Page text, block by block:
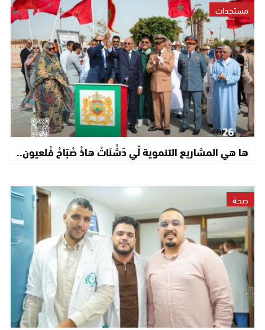
مستجدات
ها هي المشاريع التنموية لِّي دّشْنَاتْ هاذْ صْبَاحْ فْلعيون..
صحة